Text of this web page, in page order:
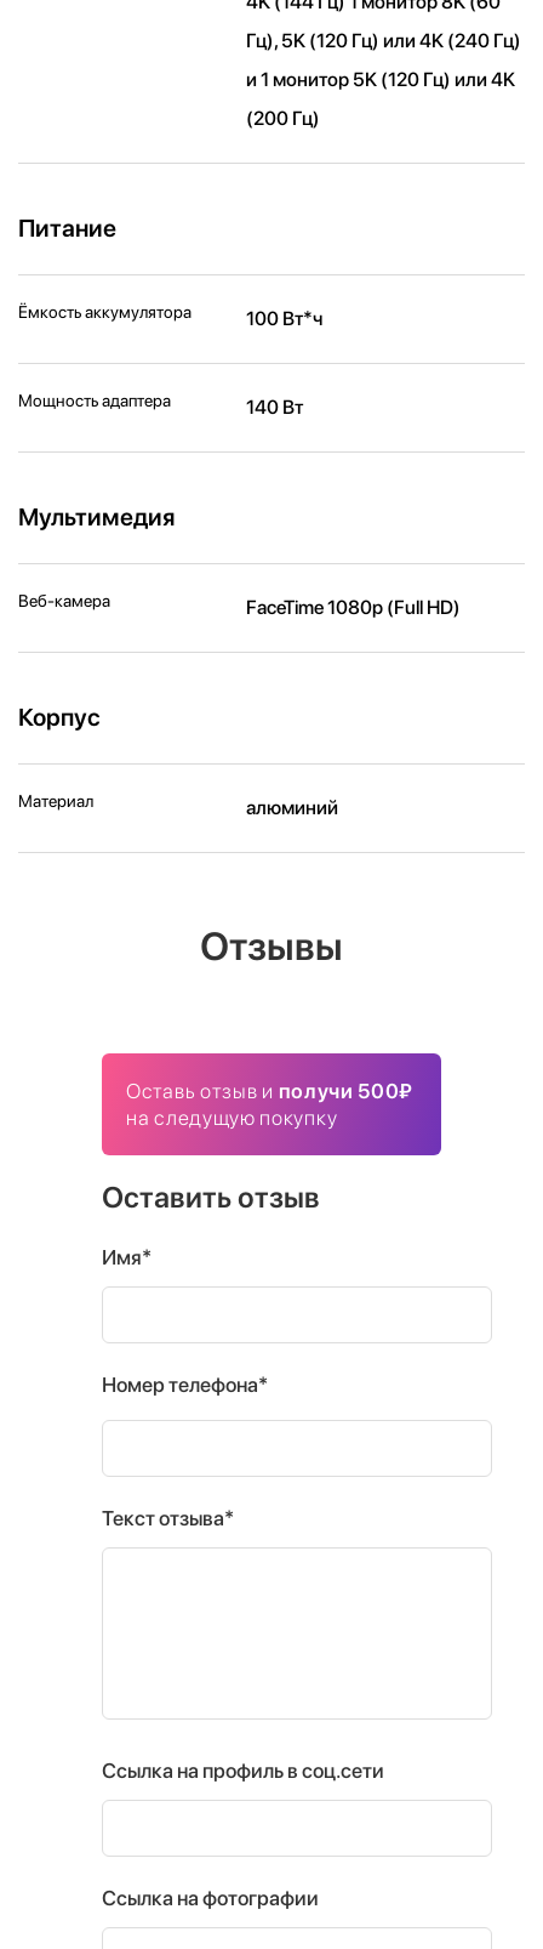
Гц), 5K (120 Гц) или 4K (240 Гц)
и 1 монитор 5K (120 Гц) или 4K
(200 Гц)
Питание
Ёмкость аккумулятора 100 Вт*ч
Мощность адаптера 140 Вт
Мультимедия
Веб-камера FaceTime 1080p (Full HD)
Корпус
Материал алюминий
Отзывы
Оставь отзыв и получи 500₽
на следущую покупку
Оставить отзыв
Имя*
Номер телефона*
Текст отзыва*
Ссылка на профиль в соц.сети
Ссылка на фотографии